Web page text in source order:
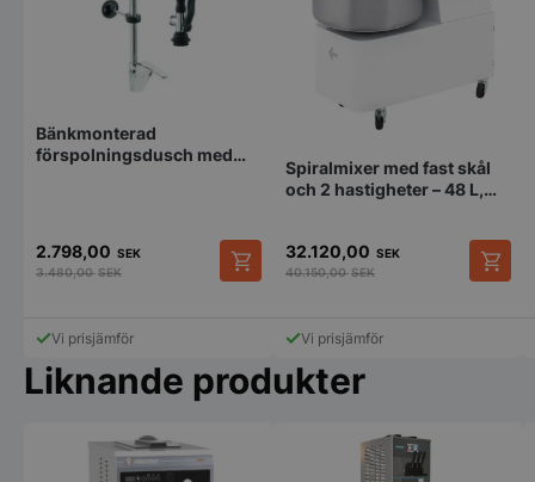
Bänkmonterad
förspolningsdusch med
2.798,00 SEK
3.480,00SEK
Vi prisjämför
Spiralmixer med fast skål
och 2 hastigheter – 48 L,
480x795x(H)855mm
32.120,00 SEK
40.150,00SEK
Vi prisjämför
Liknande produkter
CookieScriptConsent
Google
Privacy Policy